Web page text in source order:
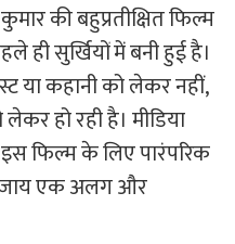
की बहुप्रतीक्षित फिल्म
ही सुर्खियों में बनी हुई है।
या कहानी को लेकर नहीं,
हो रही है। मीडिया
फिल्म के लिए पारंपरिक
एक अलग और